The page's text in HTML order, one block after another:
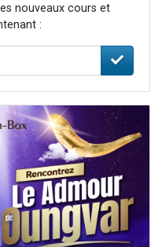
nouveaux cours et
: